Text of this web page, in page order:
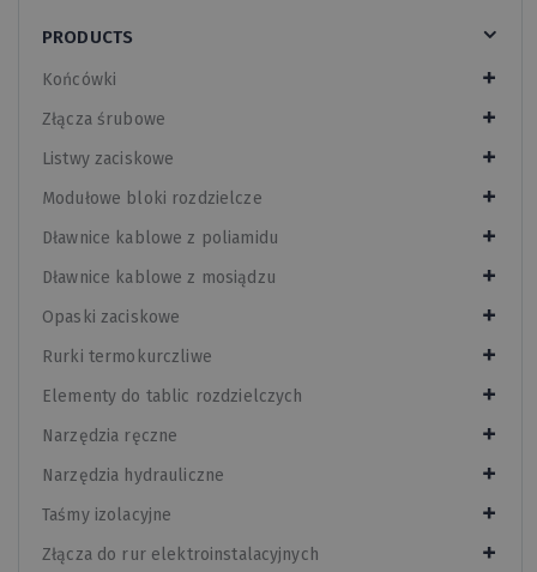
PRODUCTS
Końcówki
Złącza śrubowe
Listwy zaciskowe
Modułowe bloki rozdzielcze
Dławnice kablowe z poliamidu
Dławnice kablowe z mosiądzu
Opaski zaciskowe
Rurki termokurczliwe
Elementy do tablic rozdzielczych
Narzędzia ręczne
Narzędzia hydrauliczne
Taśmy izolacyjne
Złącza do rur elektroinstalacyjnych